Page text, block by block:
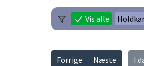
Vis alle
Forrige Næste I